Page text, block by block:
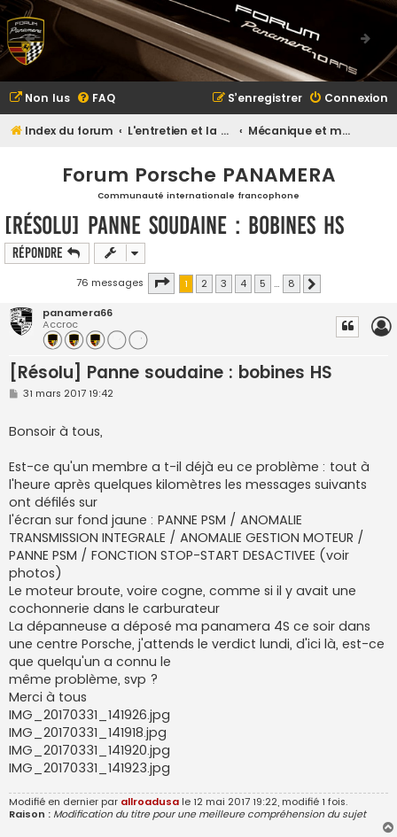
Non lus FAQ Connexion
S’enregistrer
Index du forum L'entretien et la maintenance Mécanique et maintenance
Forum Porsche PANAMERA
Communauté internationale francophone
[Résolu] Panne soudaine : bobines HS
Répondre
76 messages Page 1sur8
1 2 3 4 5 … 8
panamera66
Accroc
[Résolu] Panne soudaine : bobines HS
M
s
a
e
31 mars 2017 19:42
Bonsoir à tous,
Est-ce qu'un membre a t-il déjà eu ce problème : tout à
l'heure après quelques kilomètres les messages suivants
ont défilés sur
l'écran sur fond jaune : PANNE PSM / ANOMALIE
TRANSMISSION INTEGRALE / ANOMALIE GESTION MOTEUR /
PANNE PSM / FONCTION STOP-START DESACTIVEE (voir
photos)
Le moteur broute, voire cogne, comme si il y avait une
cochonnerie dans le carburateur
La dépanneuse a déposé ma panamera 4S ce soir dans
une centre Porsche, j'attends le verdict lundi, d'ici là, est-ce
que quelqu'un a connu le
même problème, svp ?
Merci à tous
IMG_20170331_141926.jpg
IMG_20170331_141918.jpg
IMG_20170331_141920.jpg
IMG_20170331_141923.jpg
Modifié en dernier par allroadusa le 12 mai 2017 19:22, modifié 1 fois.
Raison : Modification du titre pour une meilleure compréhension du sujet